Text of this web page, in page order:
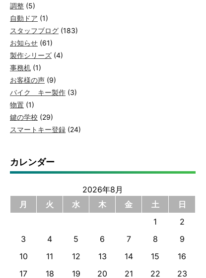
調整 (5)
自動ドア (1)
スタッフブログ (183)
お知らせ (61)
製作シリーズ (4)
事務机 (1)
お客様の声 (9)
バイク キー製作 (3)
物置 (1)
鍵の学校 (29)
スマートキー登録 (24)
カレンダー
2026年8月
月
火 水 木 金 土
日
1
2
3
4 5 6 7 8
9
10
11 12 13 14 15
16
17
18 19 20 21 22
23